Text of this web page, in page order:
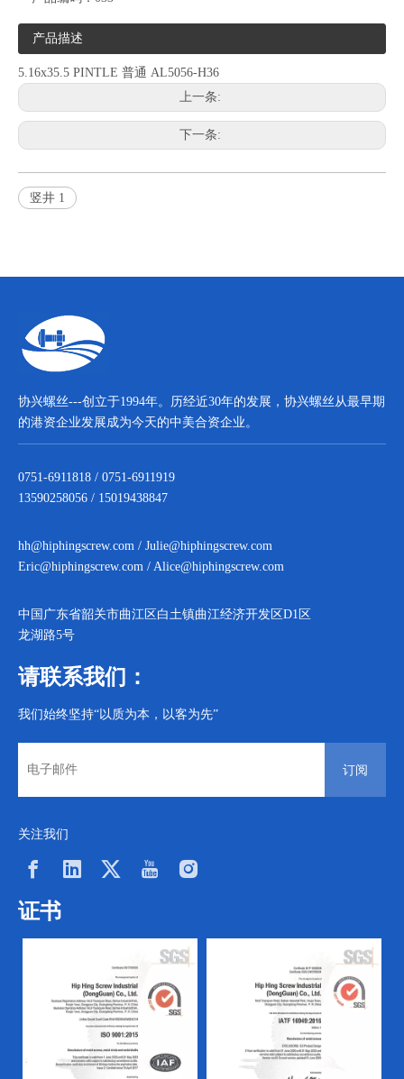
产品描述
5.16x35.5 PINTLE 普通 AL5056-H36
上一条:
下一条:
竖井 1
协兴螺丝---创立于1994年。历经近30年的发展，协兴螺丝从最早期
的港资企业发展成为今天的中美合资企业。
0751-6911818 / 0751-6911919
13590258056 / 15019438847
hh@hiphingscrew.com / Julie@hiphingscrew.com
Eric@hiphingscrew.com / Alice@hiphingscrew.com
中国广东省韶关市曲江区白土镇曲江经济开发区D1区
龙湖路5号
请联系我们：
我们始终坚持“以质为本，以客为先”
订阅
关注我们
证书